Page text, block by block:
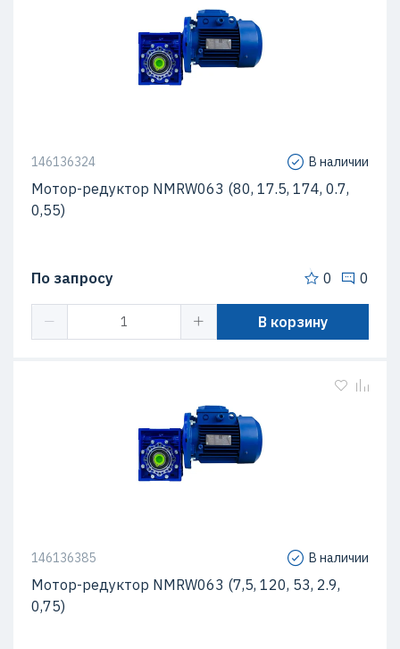
146136324 В наличии
Мотор-редуктор NMRW063 (80, 17.5, 174, 0.7,
0,55)
По запросу 0 0
В корзину
146136385 В наличии
Мотор-редуктор NMRW063 (7,5, 120, 53, 2.9,
0,75)